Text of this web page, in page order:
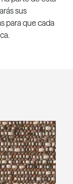
sus
para que cada